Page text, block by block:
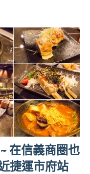
在信義商圈也
捷運市府站